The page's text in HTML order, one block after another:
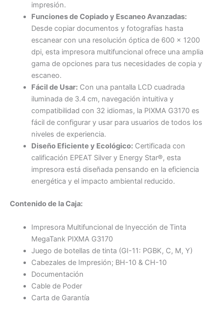
impresión.
Funciones de Copiado y Escaneo Avanzadas:
Desde copiar documentos y fotografías hasta
escanear con una resolución óptica de 600 x 1200
dpi, esta impresora multifuncional ofrece una amplia
gama de opciones para tus necesidades de copia y
escaneo.
Fácil de Usar:Con una pantalla LCD cuadrada
iluminada de 3.4 cm, navegación intuitiva y
compatibilidad con 32 idiomas, la PIXMA G3170 es
fácil de configurar y usar para usuarios de todos los
niveles de experiencia.
Diseño Eficiente y Ecológico:Certificada con
calificación EPEAT Silver y Energy Star®, esta
impresora está diseñada pensando en la eficiencia
energética y el impacto ambiental reducido.
Contenido de la Caja:
Impresora Multifuncional de Inyección de Tinta
MegaTank PIXMA G3170
Juego de botellas de tinta (GI-11: PGBK, C, M, Y)
Cabezales de Impresión; BH-10 & CH-10
Documentación
Cable de Poder
Carta de Garantía